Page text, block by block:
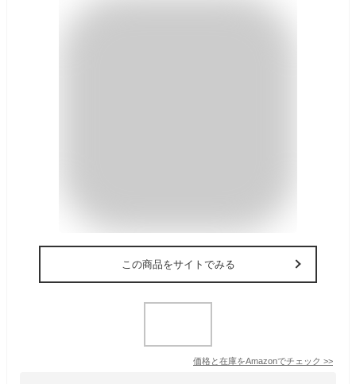
この商品をサイトでみる
価格と在庫をAmazonでチェック >>